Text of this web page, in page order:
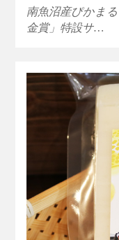
南魚沼産ぴかま
金賞」特設サ…